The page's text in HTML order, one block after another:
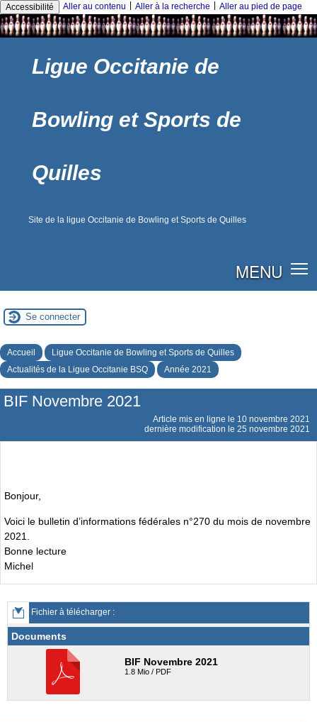
Accessibilité Aller au contenu Aller à la recherche Aller au pied de page
Ligue Occitanie de
Bowling et Sports de
Quilles
Site de la ligue Occitanie de Bowling et Sports de Quilles
MENU
Se connecter
Accueil
Ligue Occitanie de Bowling et Sports de Quilles
Actualités de la Ligue Occitanie BSQ
Année 2021
BIF Novembre 2021
Article mis en ligne le 10 novembre 2021
dernière modification le 25 novembre 2021
Bonjour,
Voici le bulletin d’informations fédérales n°270 du mois de novembre
2021.
Bonne lecture
Michel
Fichier à télécharger :
Documents
BIF Novembre 2021
1.8 Mio / PDF